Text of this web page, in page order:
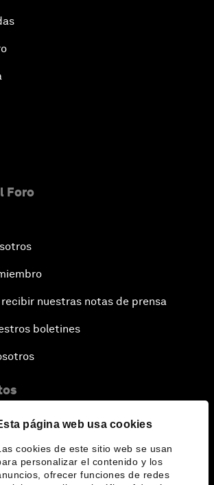
página web usa cookies
cookies de este sitio web se usan
personalizar el contenido y los
ofrecer funciones de redes
Foro
nuestras notas de prensa
boletines
el Foro